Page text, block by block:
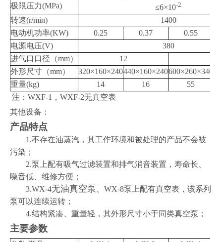
极限压力(MPa) ≤6×10-2
转速(r/min)
1400
电动机功率(KW) 0.25 0.37
0.55
电源电压(V)
380
进气口口径（mm） 12
30
外形尺寸（mm） 320×160×240440×160×240600×260×340
重量(kg) 14 16
55
注： WXF-1 ， WXF-2无真空表
其他设备：
产品特点
1.不存在油蒸汽，其工作环境和被处理的产品不会被
污染；
2.泵上配有吸气过滤装置和排气消音装置，寿命长、
噪音低、维修方便；
3.WX-4无油真空泵 WX-8泵上配有真空表，该系列
泵可以连续运转；
4.结构紧凑、重量轻，其外形尺寸小于同类真空泵；
主要参数